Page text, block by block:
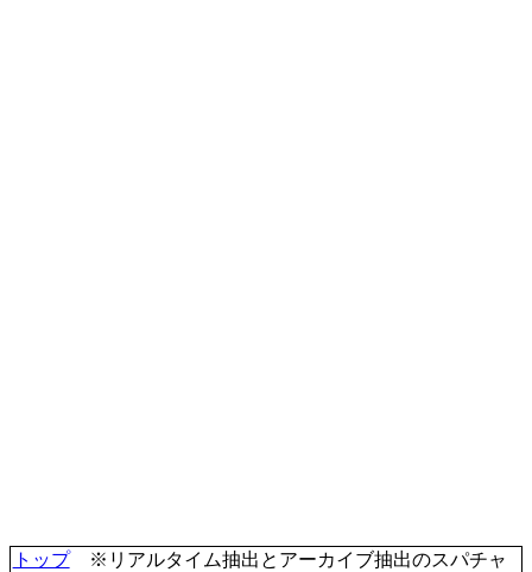
トップ※リアルタイム抽出とアーカイブ抽出のスパチャ